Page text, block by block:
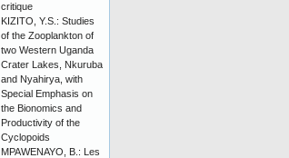
critique
KIZITO, Y.S.: Studies
of the Zooplankton of
two Western Uganda
Crater Lakes, Nkuruba
and Nyahirya, with
Special Emphasis on
the Bionomics and
Productivity of the
Cyclopoids
MPAWENAYO, B.: Les